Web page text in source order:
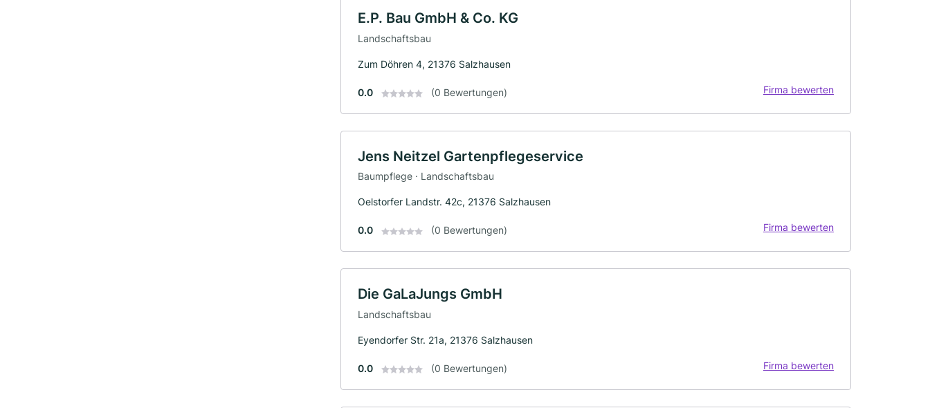
E.P. Bau GmbH & Co. KG
Landschaftsbau
Zum Döhren 4, 21376 Salzhausen
0.0 (0 Bewertungen) Firma bewerten
Jens Neitzel Gartenpflegeservice
Baumpflege · Landschaftsbau
Oelstorfer Landstr. 42c, 21376 Salzhausen
0.0 (0 Bewertungen) Firma bewerten
Die GaLaJungs GmbH
Landschaftsbau
Eyendorfer Str. 21a, 21376 Salzhausen
0.0 (0 Bewertungen) Firma bewerten